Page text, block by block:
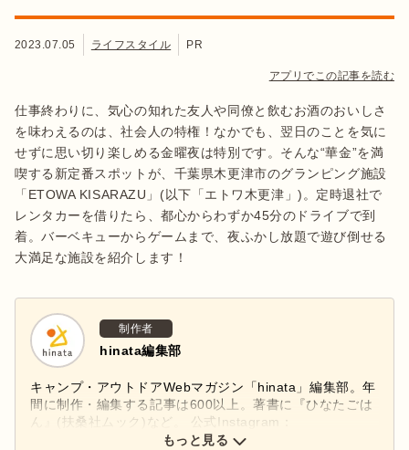
2023.07.05 ライフスタイル PR
アプリでこの記事を読む
仕事終わりに、気心の知れた友人や同僚と飲むお酒のおいしさ
を味わえるのは、社会人の特権！なかでも、翌日のことを気に
せずに思い切り楽しめる金曜夜は特別です。そんな“華金”を満
喫する新定番スポットが、千葉県木更津市のグランピング施設
「ETOWA KISARAZU」(以下「エトワ木更津」)。定時退社で
レンタカーを借りたら、都心からわずか45分のドライブで到
着。バーベキューからゲームまで、夜ふかし放題で遊び倒せる
大満足な施設を紹介します！
制作者
hinata編集部
キャンプ・アウトドアWebマガジン「hinata」編集部。年
間に制作・編集する記事は600以上。著書に『ひなたごは
ん』(扶桑社ムック)など。 公式Instagram：
もっと見る